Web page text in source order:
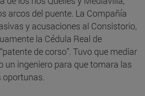
arcos del puente. La Compañía
y acusaciones al Consistorio,
la Cédula Real de
de corso”. Tuvo que mediar
un ingeniero para que tomara las
oportunas.